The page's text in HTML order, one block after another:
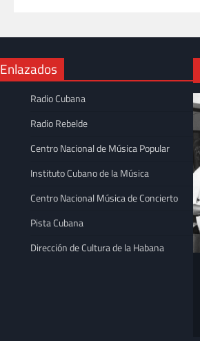
Enlazados
Radio Cubana
Radio Rebelde
Centro Nacional de Música Popular
Instituto Cubano de la Música
Centro Nacional Música de Concierto
Pista Cubana
Dirección de Cultura de la Habana